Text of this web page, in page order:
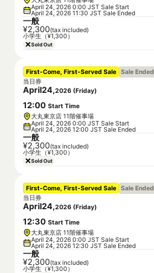
April 24, 2026 0:00 JST Sale Start
April 24, 2026 11:30 JST Sale Ended
一般
¥2,300(tax included)
小学生（¥1,300）
Sold Out
First-Come, First-Served Sale Sale Ended
当日券
April24,2026 (Friday)
12:00 Start Time
大丸東京店 11階催事場
April 24, 2026 0:00 JST Sale Start
April 24, 2026 12:00 JST Sale Ended
一般
¥2,300(tax included)
小学生（¥1,300）
Sold Out
First-Come, First-Served Sale Sale Ended
当日券
April24,2026 (Friday)
12:30 Start Time
大丸東京店 11階催事場
April 24, 2026 0:00 JST Sale Start
April 24, 2026 12:30 JST Sale Ended
一般
¥2,300(tax included)
小学生（¥1,300）